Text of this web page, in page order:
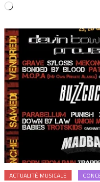
Chargement…
ACTUALITÉ MUSICALE